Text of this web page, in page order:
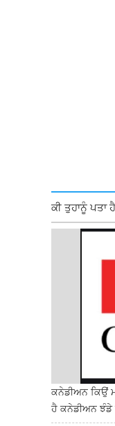
ਕੀ ਤੁਹਾਨੂੰ ਪਤਾ
ਕਨੇਡੀਅਨ ਕਿਉਂ
ਹੈ ਕਨੇਡੀਅਨ ਝੰਡੇ